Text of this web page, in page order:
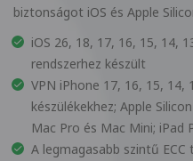
biztonságot iOS és Apple
iOS 26, 18, 17, 16, 15, 14,
rendszerhez készült
VPN iPhone 17, 16, 15, 14,
készülékekhez; Apple
Mac Pro és Mac Mini; iPad
A legmagasabb szintű